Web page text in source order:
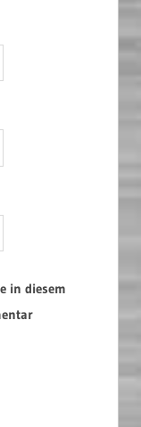
in diesem